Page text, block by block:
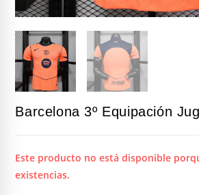
Barcelona 3º Equipación
Este producto no está disponible
existencias.